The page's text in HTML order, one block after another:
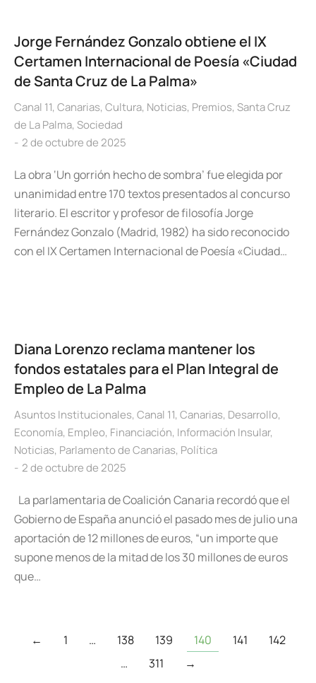
Jorge Fernández Gonzalo obtiene el IX
Certamen Internacional de Poesía «Ciudad
de Santa Cruz de La Palma»
Canal 11, Canarias, Cultura, Noticias, Premios, Santa Cruz
de La Palma, Sociedad
2 de octubre de 2025
La obra ‘Un gorrión hecho de sombra’ fue elegida por
unanimidad entre 170 textos presentados al concurso
literario. El escritor y profesor de filosofía Jorge
Fernández Gonzalo (Madrid, 1982) ha sido reconocido
con el IX Certamen Internacional de Poesía «Ciudad…
Diana Lorenzo reclama mantener los
fondos estatales para el Plan Integral de
Empleo de La Palma
Asuntos Institucionales, Canal 11, Canarias, Desarrollo,
Economía, Empleo, Financiación, Información Insular,
Noticias, Parlamento de Canarias, Política
2 de octubre de 2025
La parlamentaria de Coalición Canaria recordó que el
Gobierno de España anunció el pasado mes de julio una
aportación de 12 millones de euros, “un importe que
supone menos de la mitad de los 30 millones de euros
que…
← 1 … 138 139 140 141
142
…
311 →